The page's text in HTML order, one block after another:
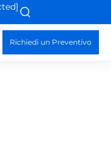
Richiedi un Preventivo